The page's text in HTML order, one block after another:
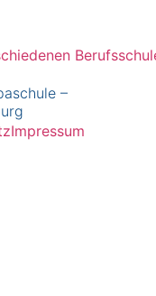
–
Impressum